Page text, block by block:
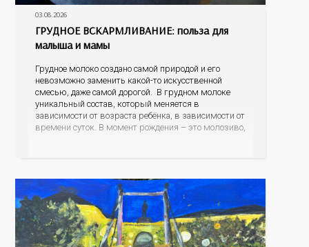
03.08.2026
ГРУДНОЕ ВСКАРМЛИВАНИЕ: польза для
малыша и мамы
Грудное молоко создано самой природой и его
невозможно заменить какой-то искусственной
смесью, даже самой дорогой. В грудном молоке
уникальный состав, который меняется в
зависимости от возраста ребёнка, в зависимости от
времени суток. В момент рождения – это молозиво,